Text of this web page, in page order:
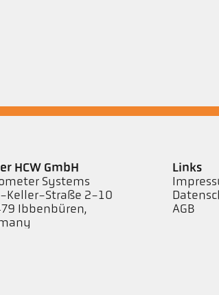
HCW GmbH
Systems
Keller-Straße 2-10
Ibbenbüren,
Links
AGB